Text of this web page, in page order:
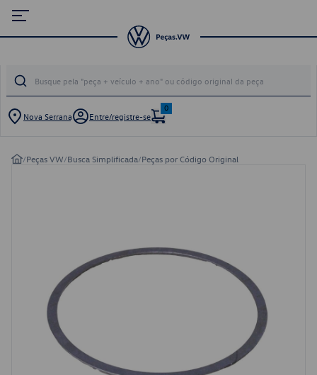
Nova Serrana Entre/registre-se
0
/Peças VW/Busca Simplificada/Peças por Código Original